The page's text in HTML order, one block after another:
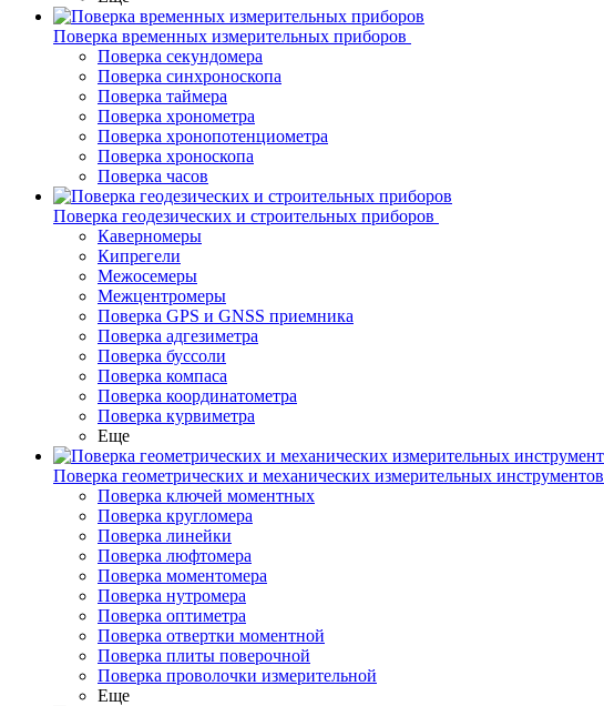
Поверка временных измерительных приборов
Поверка секундомера
Поверка синхроноскопа
Поверка таймера
Поверка хронометра
Поверка хронопотенциометра
Поверка хроноскопа
Поверка часов
Поверка геодезических и строительных приборов
Каверномеры
Кипрегели
Межосемеры
Межцентромеры
Поверка GPS и GNSS приемника
Поверка адгезиметра
Поверка буссоли
Поверка компаса
Поверка координатометра
Поверка курвиметра
Еще
Поверка геометрических и механических измерительных инструментов
Поверка ключей моментных
Поверка кругломера
Поверка линейки
Поверка люфтомера
Поверка моментомера
Поверка нутромера
Поверка оптиметра
Поверка отвертки моментной
Поверка плиты поверочной
Поверка проволочки измерительной
Еще